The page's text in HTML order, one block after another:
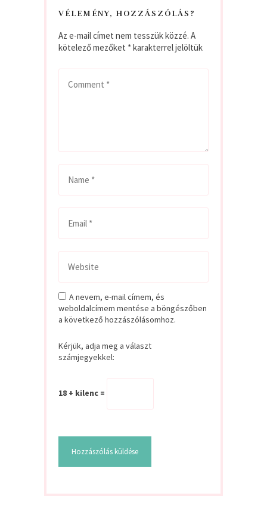
VÉLEMÉNY, HOZZÁSZÓLÁS?
Az e-mail címet nem tesszük közzé. A
kötelező mezőket *karakterrel jelöltük
A nevem, e-mail címem, és
weboldalcímem mentése a böngészőben
a következő hozzászólásomhoz.
Kérjük, adja meg a választ
számjegyekkel:
18 + kilenc =